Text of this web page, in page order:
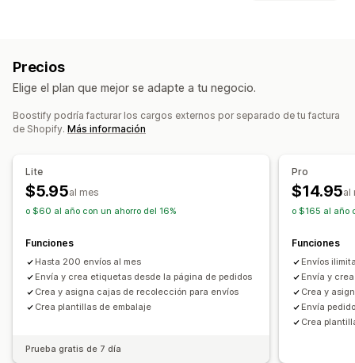
Precios
Elige el plan que mejor se adapte a tu negocio.
Boostify podría facturar los cargos externos por separado de tu factura
de Shopify. Más información
Lite
$5.95al mes
o $60 al año con un ahorro del 16%
Funciones
Hasta 200 envíos al mes
Envía y crea etiquetas desde la página de pedidos
Crea y asigna cajas de recolección para envíos
Crea plantillas de embalaje
Prueba gratis de 7 día
Pro
$14.95al
o $165 al año
Funciones
Envíos
Envía y
Crea y
Envía
Crea